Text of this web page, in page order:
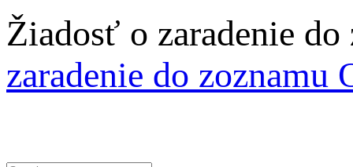
Žiadosť o zaradenie
zaradenie do